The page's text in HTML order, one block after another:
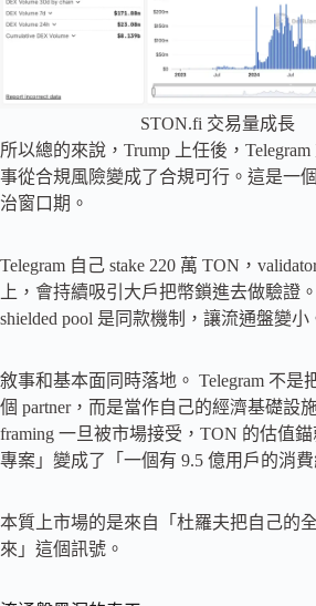
STON.fi 交易量成長
所以總的來說，Trump 上任後，
事從合規風險變成了合規可行。這是一
治窗口期。
Telegram 自己 stake 220 萬 TON，
上，會持續吸引大戶把幣鎖進去做驗證
shielded pool 是同款機制，讓流通盤變小
敘事和基本面同時落地。 Telegram 不是
個 partner，而是當作自己的經濟基礎設
framing 一旦被市場接受，TON 的估值
專案」變成了「一個有 9.5 億用戶的消費
本質上市場的是來自「杜羅夫把自己的
來」這個訊號。